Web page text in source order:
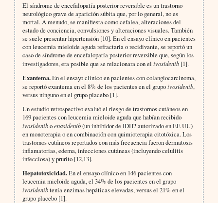
El síndrome de encefalopatía posterior reversible es un trastorno
neurológico grave de aparición súbita que, por lo general, no es
mortal. A menudo, se manifiesta como cefalea, alteraciones del
estado de conciencia, convulsiones y alteraciones visuales. También
se suele presentar hipertensión [10]. En el ensayo clínico en pacientes
con leucemia mieloide aguda refractaria o recidivante, se reportó un
caso de síndrome de encefalopatía posterior reversible que, según los
investigadores, era posible que se relacionara con el ivosidenib[1].
Exantema.En el ensayo clínico en pacientes con colangiocarcinoma,
se reportó exantema en el 8% de los pacientes en el grupoivosidenib,
versus ninguno en el grupo placebo [1].
Un estudio retrospectivo evaluó el riesgo de trastornos cutáneos en
169 pacientes con leucemia mieloide aguda que habían recibido
ivosideniboenasidenib(un inhibidor de IDH2 autorizado en EE UU)
en monoterapia o en combinación con quimioterapia citotóxica. Los
trastornos cutáneos reportados con más frecuencia fueron dermatosis
inflamatorias, edema, infecciones cutáneas (incluyendo celulitis
infecciosa) y prurito [12,13].
Hepatotoxicidad.En el ensayo clínico en 146 pacientes con
leucemia mieloide aguda, el 34% de los pacientes en el grupo
ivosidenibtenía enzimas hepáticas elevadas, versus el 21% en el
grupo placebo [1].